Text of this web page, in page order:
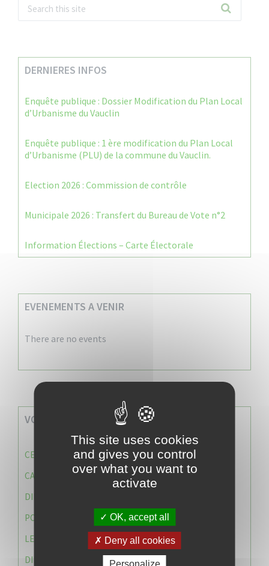
DERNIERES INFOS
Enquête publique : Dossier Modification du Plan Local
d’Urbanisme du Vauclin
Enquête publique : 1 ère modification du Plan Local
d’Urbanisme (PLU) de la commune du Vauclin.
Election 2026 : Commission de contrôle
Municipale 2026 : Transfert du Bureau de Vote n°2
Information Élections – Carte Électorale
EVENEMENTS A VENIR
There are no events
VOS SERVICES MUNICIPAUX
CENTRE COMMUNAL D’ACTION SOCIALE (C.C.A.S)
CAISSE DES ÉCOLES
DIRECTION DES SERVICES TECHNIQUES
POLICE MUNICIPALE
LE CABINET DU MAIRE
DIRECTION DES RESSOURCES ET MOYENS
This site uses cookies
and gives you control
over what you want to
activate
OK, accept all
Deny all cookies
Personalize